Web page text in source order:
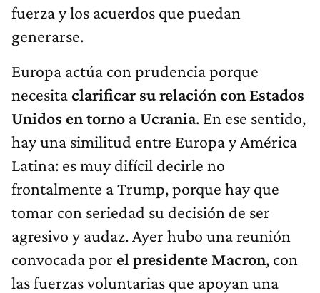
fuerza y los acuerdos que puedan
generarse.
Europa actúa con prudencia porque
necesitaclarificar su relación con Estados
Unidos en torno a Ucrania. En ese sentido,
hay una similitud entre Europa y América
Latina: es muy difícil decirle no
frontalmente a Trump, porque hay que
tomar con seriedad su decisión de ser
agresivo y audaz. Ayer hubo una reunión
convocada por el presidente Macron, con
las fuerzas voluntarias que apoyan una